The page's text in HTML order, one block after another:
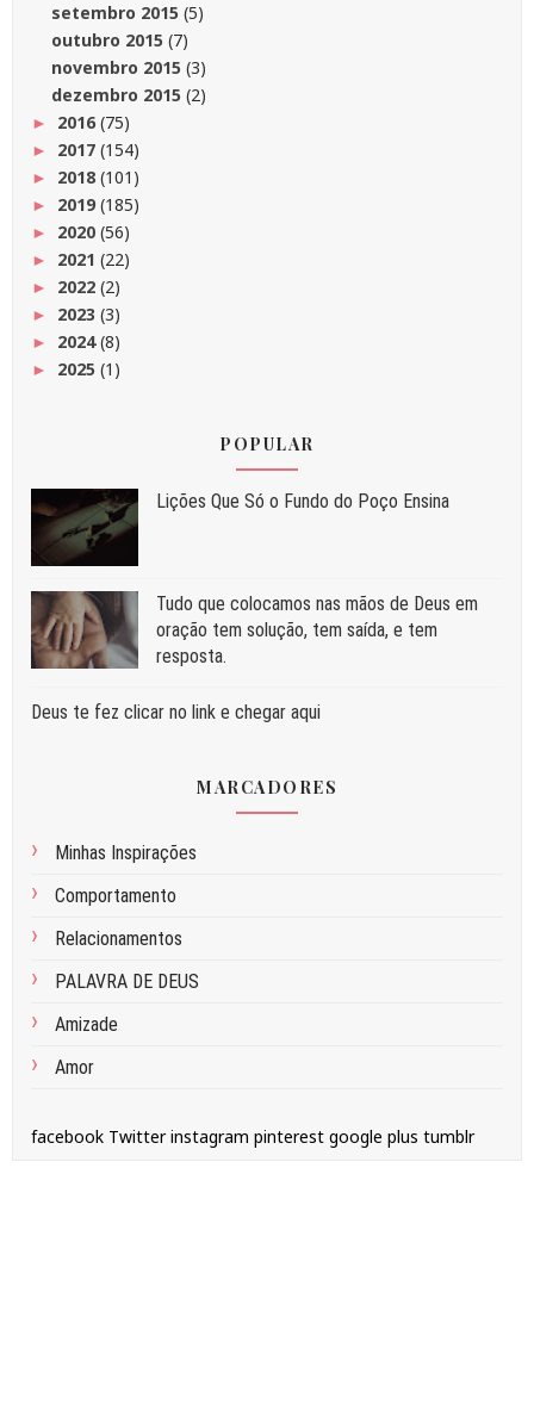
setembro 2015 (5)
outubro 2015 (7)
novembro 2015 (3)
dezembro 2015 (2)
► 2016(75)
► 2017 (154)
► 2018 (101)
► 2019(185)
► 2020 (56)
► 2021 (22)
► 2022 (2)
► 2023 (3)
► 2024(8)
► 2025 (1)
POPULAR
Liç⁠ões Que Só o Fundo do Poço Ensina
Tudo que colocamos nas mãos de Deus em
oração tem solução, tem saída, e tem
resposta.
Deus te fez clicar no link e chegar aqui
MARCADORES
Minhas Inspirações
Comportamento
Relacionamentos
PALAVRA DE DEUS
Amizade
Amor
facebook Twitter instagram pinterest google plus tumblr